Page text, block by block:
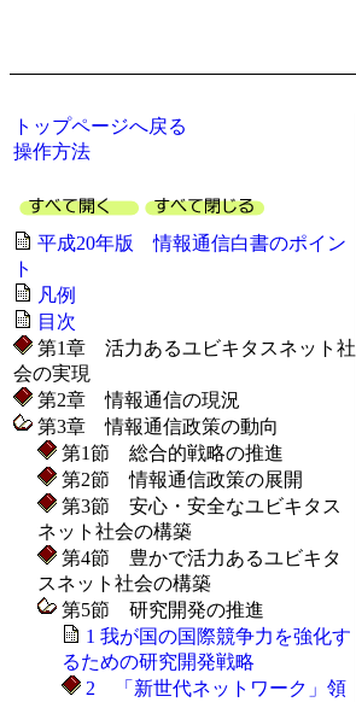
トップページへ戻る
操作方法
平成20年版 情報通信白書のポイン
ト
凡例
目次
第1章 活力あるユビキタスネット社
会の実現
第2章 情報通信の現況
第3章 情報通信政策の動向
第1節 総合的戦略の推進
第2節 情報通信政策の展開
第3節 安心・安全なユビキタス
ネット社会の構築
第4節 豊かで活力あるユビキタ
スネット社会の構築
第5節 研究開発の推進
1 我が国の国際競争力を強化す
るための研究開発戦略
2 「新世代ネットワーク」領